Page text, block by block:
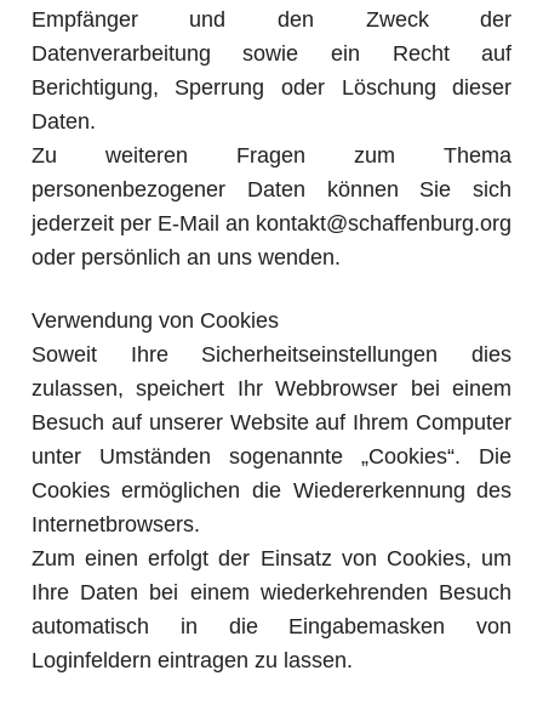
Empfänger und den Zweck der
Datenverarbeitung sowie ein Recht auf
Berichtigung, Sperrung oder Löschung dieser
Daten.
Zu weiteren Fragen zum Thema
personenbezogener Daten können Sie sich
jederzeit per E-Mail an kontakt@schaffenburg.org
oder persönlich an uns wenden.
Verwendung von Cookies
Soweit Ihre Sicherheitseinstellungen dies
zulassen, speichert Ihr Webbrowser bei einem
Besuch auf unserer Website auf Ihrem Computer
unter Umständen sogenannte „Cookies“. Die
Cookies ermöglichen die Wiedererkennung des
Internetbrowsers.
Zum einen erfolgt der Einsatz von Cookies, um
Ihre Daten bei einem wiederkehrenden Besuch
automatisch in die Eingabemasken von
Loginfeldern eintragen zu lassen.